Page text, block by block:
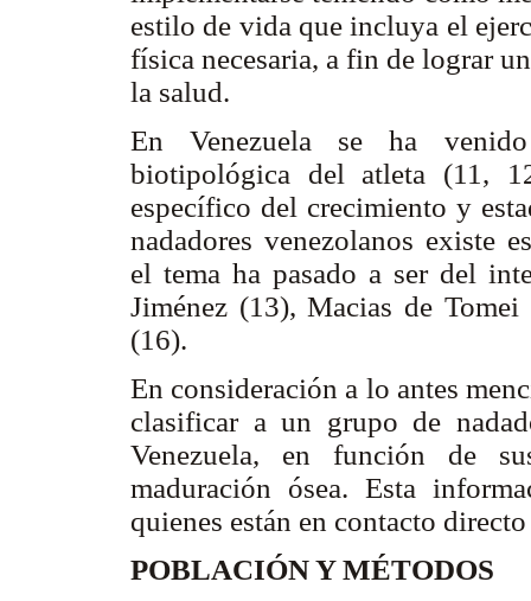
estilo de vida que incluya el
física necesaria, a fin de lograr
la salud.
En Venezuela se ha
biotipológica del atleta (11,
específico del crecimiento y
nadadores venezolanos existe
el tema ha pasado a ser del
Jiménez (13), Macias de
(16).
En consideración a lo antes
clasificar a un grupo de
Venezuela, en función de
maduración ósea. Esta
quienes están en contacto
POBLACIÓN Y MÉTODOS